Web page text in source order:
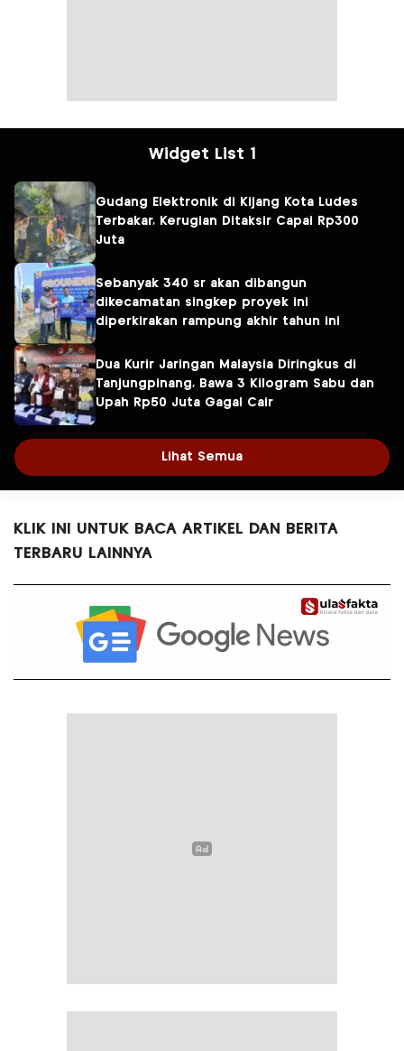
Widget List 1
Gudang Elektronik di Kijang Kota Ludes
Terbakar, Kerugian Ditaksir Capai Rp300
Juta
Sebanyak 340 sr akan dibangun
dikecamatan singkep proyek ini
diperkirakan rampung akhir tahun ini
Dua Kurir Jaringan Malaysia Diringkus di
Tanjungpinang, Bawa 3 Kilogram Sabu dan
Upah Rp50 Juta Gagal Cair
Lihat Semua
KLIK INI UNTUK BACA ARTIKEL DAN BERITA
TERBARU LAINNYA